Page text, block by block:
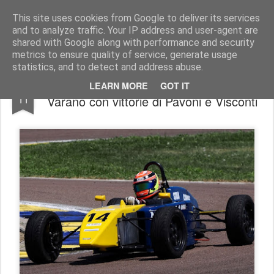
This site uses cookies from Google to deliver its services
and to analyze traffic. Your IP address and user-agent are
shared with Google along with performance and security
metrics to ensure quality of service, generate usage
statistics, and to detect and address abuse.
LEARN MORE GOT IT
AutoMotoCorse. Motorsport Random News 280912
11
Formula Class Junior: grandi duelli a
Varano con vittorie di Pavoni e Visconti